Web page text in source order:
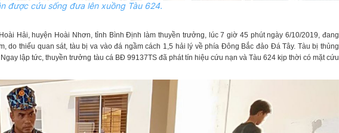
được cứu sống đưa lên xuồng Tàu 624.
Hải, huyện Hoài Nhơn, tỉnh Bình Định làm thuyền trưởng, lúc7 giờ 45 phút ngày 6/10/2019, đang
do thiếu quan sát, tàu bị va vào đá ngầm cách 1,5 hải lý về phía Đông Bắc đảo Đá Tây. Tàu bị thủng
lập tức, thuyền trưởng tàu cá BĐ 99137TS đã phát tín hiệu cứu nạn và Tàu 624 kịp thời có mặt cứu